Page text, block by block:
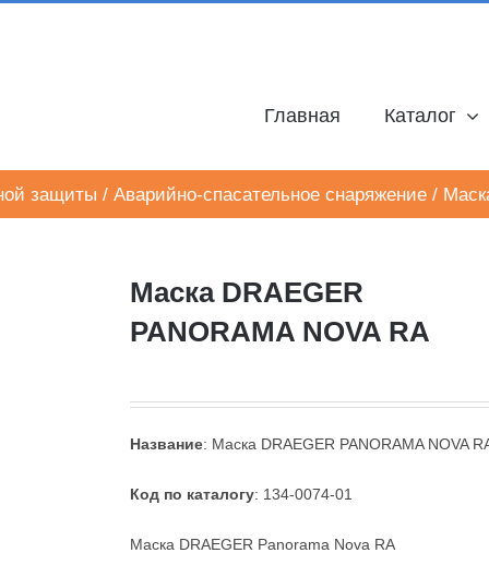
Главная Каталог
защиты / Аварийно-спасательное снаряжение /
Маска DRAEGER
PANORAMA NOVA RA
Название: Маска DRAEGER PANORAMA NOVA
Код по каталогу: 134-0074-01
Маска DRAEGER Panorama Nova RA